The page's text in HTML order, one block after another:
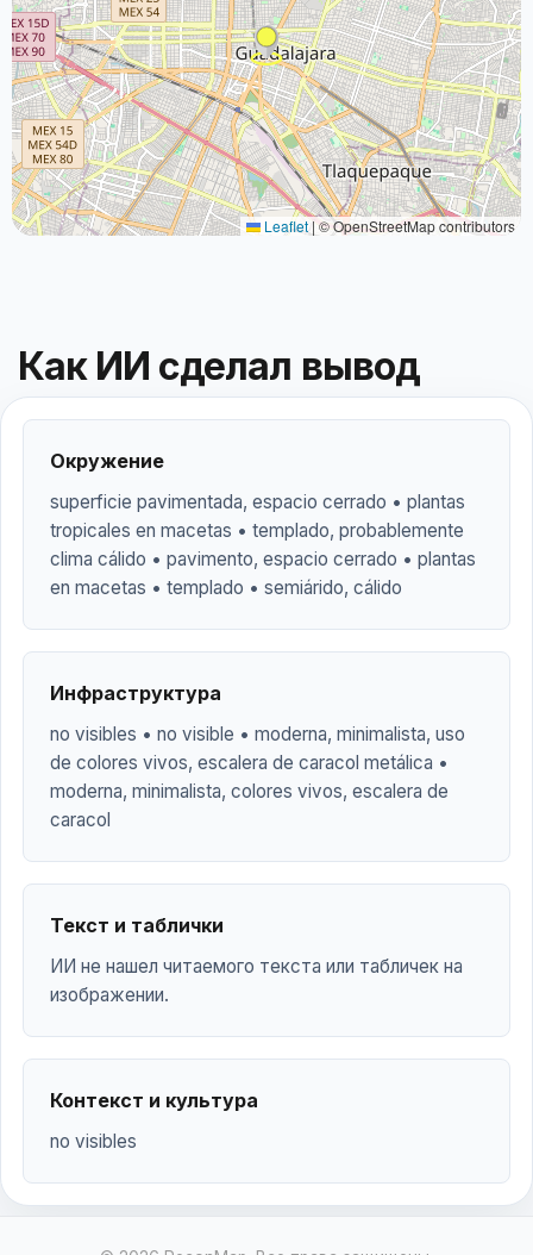
Leaflet |© OpenStreetMap contributors
Как ИИ сделал вывод
Окружение
superficie pavimentada, espacio cerrado • plantas
tropicales en macetas • templado, probablemente
clima cálido • pavimento, espacio cerrado • plantas
en macetas • templado • semiárido, cálido
Инфраструктура
no visibles • no visible • moderna, minimalista, uso
de colores vivos, escalera de caracol metálica •
moderna, minimalista, colores vivos, escalera de
caracol
Текст и таблички
ИИ не нашел читаемого текста или табличек на
изображении.
Контекст и культура
no visibles